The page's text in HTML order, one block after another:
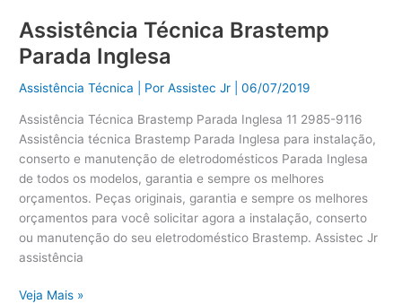
Assistência Técnica Brastemp
Parada Inglesa
Assistência Técnica | PorAssistec Jr |06/07/2019
Assistência Técnica Brastemp Parada Inglesa 11 2985-9116
Assistência técnica Brastemp Parada Inglesa para instalação,
conserto e manutenção de eletrodomésticos Parada Inglesa
de todos os modelos, garantia e sempre os melhores
orçamentos. Peças originais, garantia e sempre os melhores
orçamentos para você solicitar agora a instalação, conserto
ou manutenção do seu eletrodoméstico Brastemp. Assistec Jr
assistência
Assistência
Técnica
Brastemp
Parada
Veja Mais »